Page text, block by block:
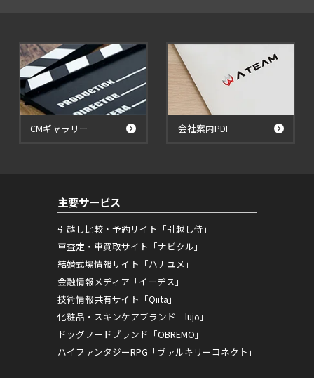
CMギャラリー 会社案内PDF
主要サービス
引越し比較・予約サイト「引越し侍」
車査定・車買取サイト「ナビクル」
結婚式場情報サイト「ハナユメ」
金融情報メディア「イーデス」
技術情報共有サイト「Qiita」
化粧品・スキンケアブランド「lujo」
ドッグフードブランド「OBREMO」
ハイファンタジーRPG「ヴァルキリーコネクト」